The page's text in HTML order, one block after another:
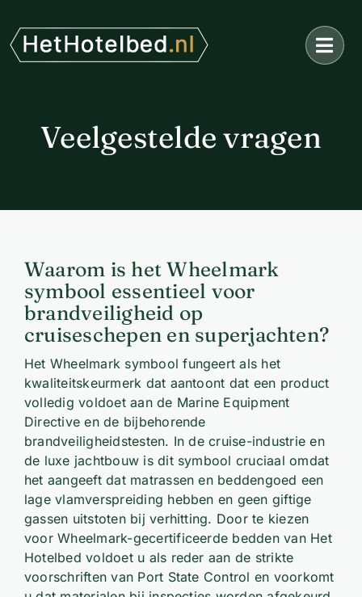
naar
inhoud
Veelgestelde vragen
Waarom is het Wheelmark
symbool essentieel voor
brandveiligheid op
cruiseschepen en superjachten?
Het Wheelmark symbool fungeert als het
kwaliteitskeurmerk dat aantoont dat een product
volledig voldoet aan de Marine Equipment
Directive en de bijbehorende
brandveiligheidstesten. In de cruise-industrie en
de luxe jachtbouw is dit symbool cruciaal omdat
het aangeeft dat matrassen en beddengoed een
lage vlamverspreiding hebben en geen giftige
gassen uitstoten bij verhitting. Door te kiezen
voor Wheelmark-gecertificeerde bedden van Het
Hotelbed voldoet u als reder aan de strikte
voorschriften van Port State Control en voorkomt